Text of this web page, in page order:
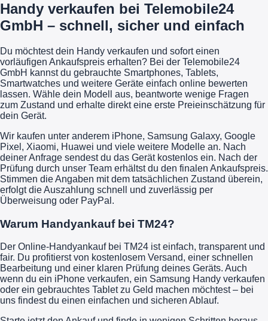
Handy verkaufen bei Telemobile24
GmbH – schnell, sicher und einfach
Du möchtest dein Handy verkaufen und sofort einen
vorläufigen Ankaufspreis erhalten? Bei der Telemobile24
GmbH kannst du gebrauchte Smartphones, Tablets,
Smartwatches und weitere Geräte einfach online bewerten
lassen. Wähle dein Modell aus, beantworte wenige Fragen
zum Zustand und erhalte direkt eine erste Preieinschätzung für
dein Gerät.
Wir kaufen unter anderem iPhone, Samsung Galaxy, Google
Pixel, Xiaomi, Huawei und viele weitere Modelle an. Nach
deiner Anfrage sendest du das Gerät kostenlos ein. Nach der
Prüfung durch unser Team erhältst du den finalen Ankaufspreis.
Stimmen die Angaben mit dem tatsächlichen Zustand überein,
erfolgt die Auszahlung schnell und zuverlässig per
Überweisung oder PayPal.
Warum Handyankauf bei TM24?
Der Online-Handyankauf bei TM24 ist einfach, transparent und
fair. Du profitierst von kostenlosem Versand, einer schnellen
Bearbeitung und einer klaren Prüfung deines Geräts. Auch
wenn du ein iPhone verkaufen, ein Samsung Handy verkaufen
oder ein gebrauchtes Tablet zu Geld machen möchtest – bei
uns findest du einen einfachen und sicheren Ablauf.